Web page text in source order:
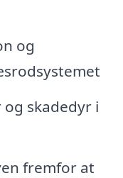
og
skadedyr i
fremfor at